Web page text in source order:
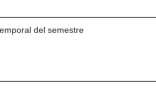
del semestre